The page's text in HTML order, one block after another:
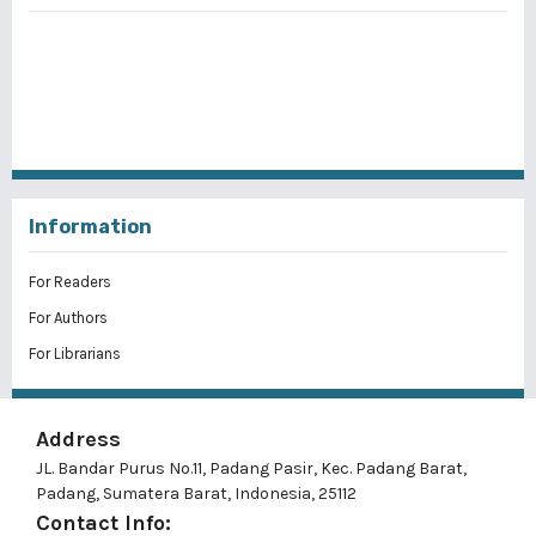
Information
For Readers
For Authors
For Librarians
Address
JL. Bandar Purus No.11, Padang Pasir, Kec. Padang Barat,
Padang, Sumatera Barat, Indonesia, 25112
Contact Info: